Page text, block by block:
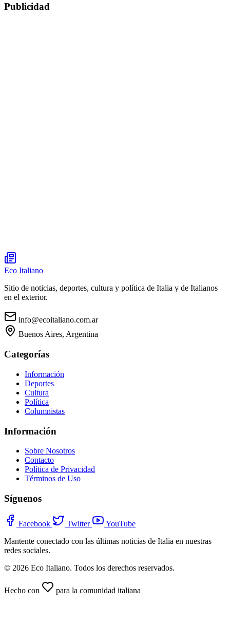
Publicidad
Eco Italiano
Sitio de noticias, deportes, cultura y política de Italia y de Italianos
en el exterior.
info@ecoitaliano.com.ar
Buenos Aires, Argentina
Categorías
Información
Deportes
Cultura
Política
Columnistas
Información
Sobre Nosotros
Contacto
Política de Privacidad
Términos de Uso
Síguenos
Facebook Twitter
YouTube
Mantente conectado con las últimas noticias de Italia en nuestras
redes sociales.
© 2026 Eco Italiano. Todos los derechos reservados.
Hecho con para la comunidad italiana